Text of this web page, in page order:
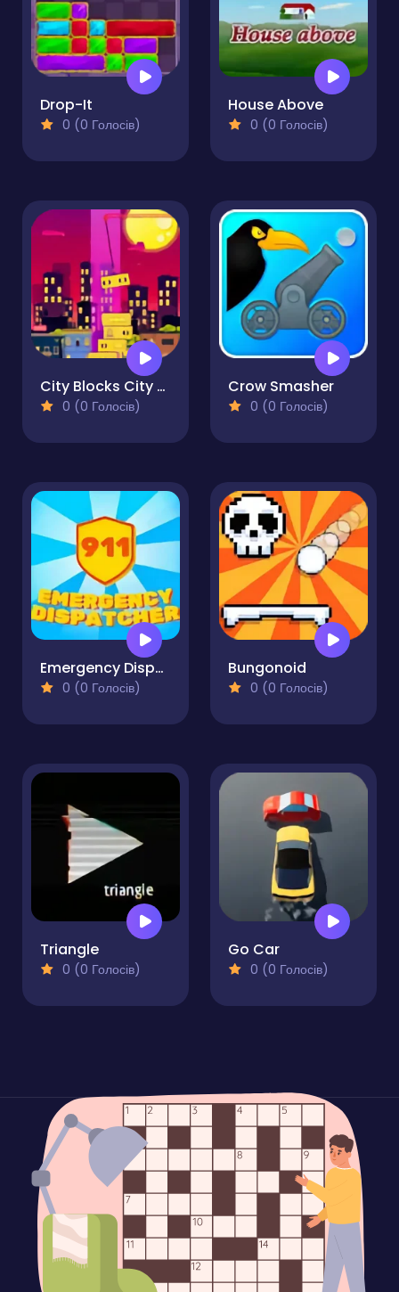
Drop-It
0 (0 Голосів)
House Above
0 (0 Голосів)
City Blocks City Tower
0 (0 Голосів)
Crow Smasher
0 (0 Голосів)
Emergency Dispatcher 911
0 (0 Голосів)
Bungonoid
0 (0 Голосів)
Triangle
0 (0 Голосів)
Go Car
0 (0 Голосів)